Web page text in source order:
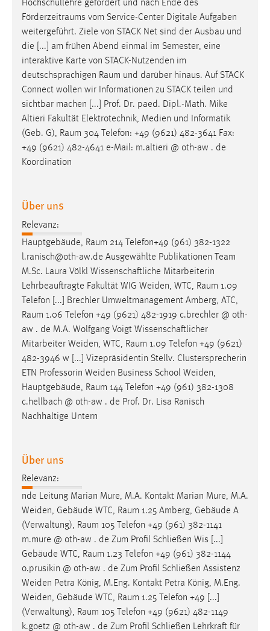
Hochschullehre gefördert und nach Ende des
Förderzeitraums vom Service-Center Digitale Aufgaben
weitergeführt. Ziele von STACK Net sind der Ausbau und
die [...] am frühen Abend einmal im Semester, eine
interaktive Karte von STACK-Nutzenden im
deutschsprachigen Raum und darüber hinaus. Auf STACK
Connect wollen wir Informationen zu STACK teilen und
sichtbar machen [...] Prof. Dr. paed. Dipl.-Math. Mike
Altieri Fakultät Elektrotechnik, Medien und Informatik
(Geb. G), Raum 304 Telefon: +49 (9621) 482-3641 Fax:
+49 (9621) 482-4641 e-Mail: m.altieri @ oth-aw . de
Koordination
Über uns
Relevanz:
Hauptgebäude, Raum 214 Telefon+49 (961) 382-1322
l.ranisch@oth-aw.de Ausgewählte Publikationen Team
M.Sc. Laura Völkl Wissenschaftliche Mitarbeiterin
Lehrbeauftragte Fakultät WIG Weiden, WTC, Raum 1.09
Telefon [...] Brechler Umweltmanagement Amberg, ATC,
Raum 1.06 Telefon +49 (9621) 482-1919 c.brechler @ oth-
aw . de M.A. Wolfgang Voigt Wissenschaftlicher
Mitarbeiter Weiden, WTC, Raum 1.09 Telefon +49 (9621)
482-3946 w [...] Vizepräsidentin Stellv. Clustersprecherin
ETN Professorin Weiden Business School Weiden,
Hauptgebäude, Raum 144 Telefon +49 (961) 382-1308
c.hellbach @ oth-aw . de Prof. Dr. Lisa Ranisch
Nachhaltige Untern
Über uns
Relevanz:
nde Leitung Marian Mure, M.A. Kontakt Marian Mure, M.A.
Weiden, Gebäude WTC, Raum 1.25 Amberg, Gebäude A
(Verwaltung), Raum 105 Telefon +49 (961) 382-1141
m.mure @ oth-aw . de Zum Profil Schließen Wis [...]
Gebäude WTC, Raum 1.23 Telefon +49 (961) 382-1144
o.prusikin @ oth-aw . de Zum Profil Schließen Assistenz
Weiden Petra König, M.Eng. Kontakt Petra König, M.Eng.
Weiden, Gebäude WTC, Raum 1.25 Telefon +49 [...]
(Verwaltung), Raum 105 Telefon +49 (9621) 482-1149
k.goetz @ oth-aw . de Zum Profil Schließen Lehrkraft für
Zweck:
Das Cookie speichert die gewählte Sprache der Website.
Cookie Laufzeit:
30 Tage
Chat
Name:
MibewSessionID, MIBEW_UserID, mibew_locale, mibew-
chat-frame-style-5e9dbeb1811c0446
Cookie Laufzeit:
MibewSessionID, mibew-chat-frame-style-
5e9dbeb1811c0446 = Sitzungslaufzeit, mibew_locale = 3
Jahre, MIBEW_UserID = 1 Jahr
Login
Name:
fe_user, be_user, be_lastLoginProvider
Zweck:
Dieser Cookie ist notwendig um sich an der Website
einloggen zu können.
Cookie Laufzeit:
24 Stunden
STATISTIK
Diese Informationen helfen uns zu verstehen, wie
unsere Besucher unsere Website nutzen.
Matomo
Name:
_pk_ref, _pk_cvar, _pk_id, _pk_ses
Zweck:
Zugriffsstatistik
Cookie Laufzeit: